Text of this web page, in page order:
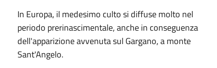
In Europa, il medesimo culto si diffuse molto nel
periodo prerinascimentale, anche in conseguenza
dell'apparizione avvenuta sul Gargano, a monte
Sant'Angelo.